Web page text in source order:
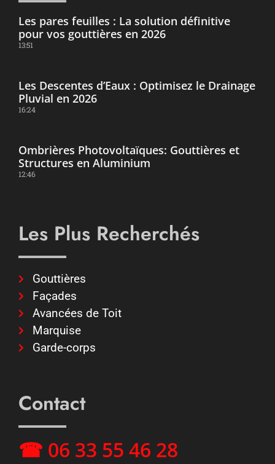
Les pares feuilles : La solution définitive
pour vos gouttières en 2026
13:51
Les Descentes d’Eaux : Optimisez le Drainage
Pluvial en 2026
16:24
Ombrières Photovoltaïques: Gouttières et
Structures en Aluminium
12:46
Les Plus Recherchés
Gouttières
Façades
Avancées de Toit
Marquise
Garde-corps
Contact
☎ 06 33 55 46 28